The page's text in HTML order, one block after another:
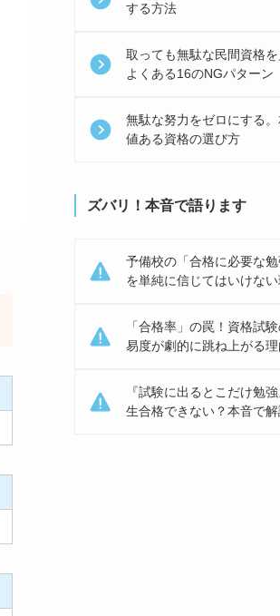
する方法
取っても無駄な民間資格を
よくある16のNGパターン
無駄な努力をゼロにする
値ある資格の選び方
ズバリ！本音で語ります
予備校の「合格に必要な勉
を単純に信じてはいけな
「合格率」の罠！資格試
易度が劇的に跳ね上がる理
『試験に出るとこだけ勉
生合格できない？本音で解